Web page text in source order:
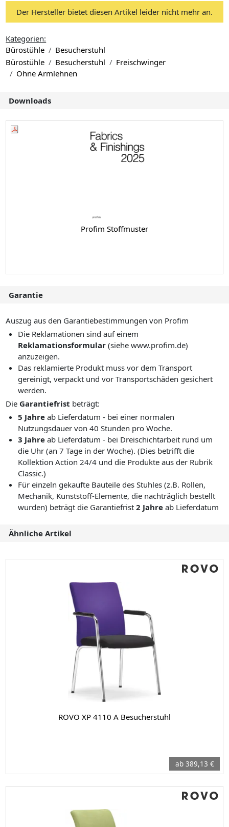
Der Hersteller bietet diesen Artikel leider nicht mehr an.
Kategorien:
Bürostühle
Besucherstuhl
Bürostühle
Besucherstuhl
Freischwinger
Ohne Armlehnen
Downloads
Profim Stoffmuster
Garantie
Auszug aus den Garantiebestimmungen von Profim
Die Reklamationen sind auf einem
Reklamationsformular (siehe www.profim.de)
anzuzeigen.
Das reklamierte Produkt muss vor dem Transport
gereinigt, verpackt und vor Transportschäden gesichert
werden.
Die Garantiefrist beträgt:
5 Jahre ab Lieferdatum - bei einer normalen
Nutzungsdauer von 40 Stunden pro Woche.
3 Jahre ab Lieferdatum - bei Dreischichtarbeit rund um
die Uhr (an 7 Tage in der Woche). (Dies betrifft die
Kollektion Action 24/4 und die Produkte aus der Rubrik
Classic.)
Für einzeln gekaufte Bauteile des Stuhles (z.B. Rollen,
Mechanik, Kunststoff-Elemente, die nachträglich bestellt
wurden) beträgt die Garantiefrist2 Jahre ab Lieferdatum
Ähnliche Artikel
ROVO XP 4110 A Besucherstuhl
ab 389,13 €